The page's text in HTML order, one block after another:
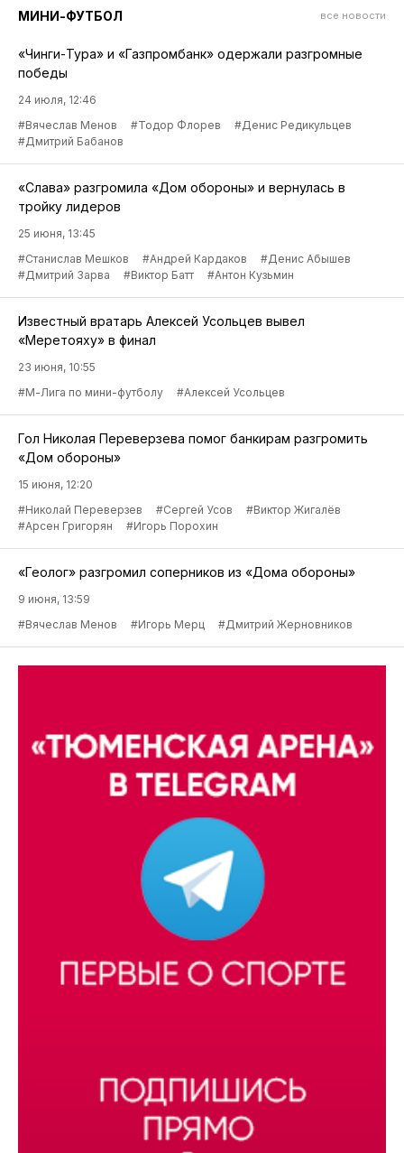
МИНИ-ФУТБОЛ все новости
«Чинги-Тура» и «Газпромбанк» одержали разгромные
победы
24 июля, 12:46
#Вячеслав Менов
#Тодор Флорев
#Денис Редикульцев
#Дмитрий Бабанов
«Слава» разгромила «Дом обороны» и вернулась в
тройку лидеров
25 июня, 13:45
#Станислав Мешков
#Андрей Кардаков
#Денис Абышев
#Дмитрий Зарва
#Виктор Батт #Антон Кузьмин
Известный вратарь Алексей Усольцев вывел
«Меретояху» в финал
23 июня, 10:55
#М-Лига по мини-футболу
#Алексей Усольцев
Гол Николая Переверзева помог банкирам разгромить
«Дом обороны»
15 июня, 12:20
#Николай Переверзев
#Сергей Усов
#Виктор Жигалёв
#Арсен Григорян
#Игорь Порохин
«Геолог» разгромил соперников из «Дома обороны»
9 июня, 13:59
#Вячеслав Менов
#Игорь Мерц #Дмитрий Жерновников